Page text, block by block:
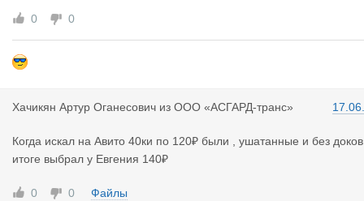
0 0
Хачикян Артур Оганесович из ООО «АСГАРД-транс»
Когда искал на Авито 40ки по 120₽ были , ушатанные и без
итоге выбрал у Евгения 140₽
0 0 Файлы